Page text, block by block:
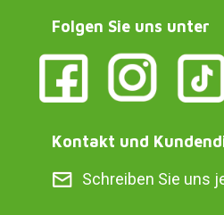
Folgen Sie uns unter
Kontakt und
Schreiben Sie uns